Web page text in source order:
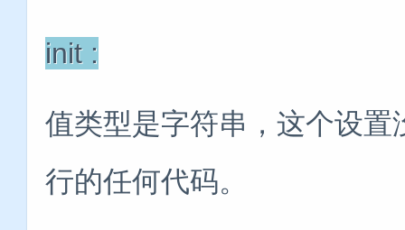
init :
值类型是字符串，这个设
行的任何代码。